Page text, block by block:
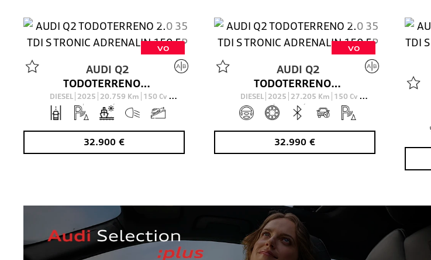
VO
AUDI Q2
TODOTERRENO 2.0 35 TDI S TRONIC ADRENALIN 150 5P
DIESEL 2025 20.759 Km 150 Cv
AUTOMÁTICO
32.900 €
VO
AUDI Q2
TODOTERRENO 2.0 35 TDI S TRONIC ADRENALIN 150 5P
DIESEL 2025 27.205 Km 150 Cv
AUTOMÁTICO
32.990 €